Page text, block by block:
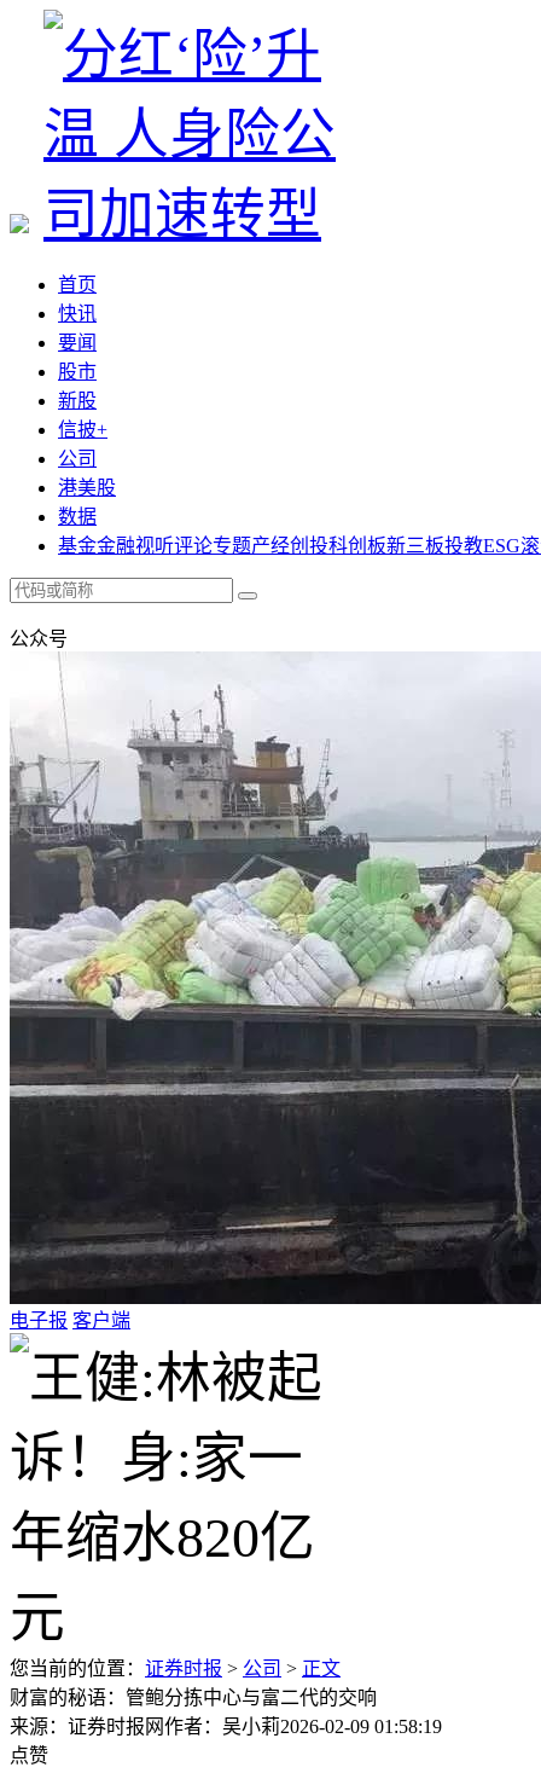
首页
快讯
要闻
股市
新股
信披+
公司
港美股
数据
基金金融视听评论专题产经创投科创板新三板投教ESG
公众号
电子报 客户端
您当前的位置： 证券时报 > 公司 > 正文
财富的秘语：管鲍分拣中心与富二代的交响
来源：证券时报网作者：吴小莉2026-02-09 01:58:19
点赞